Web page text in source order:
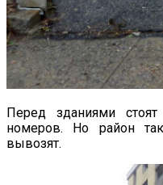
Перед зданиями
номеров. Но район
вывозят.